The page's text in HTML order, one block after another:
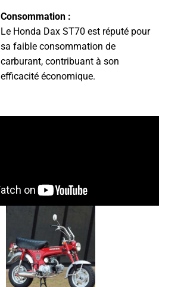
Consommation :
Le Honda Dax ST70 est réputé pour
sa faible consommation de
carburant, contribuant à son
efficacité économique.